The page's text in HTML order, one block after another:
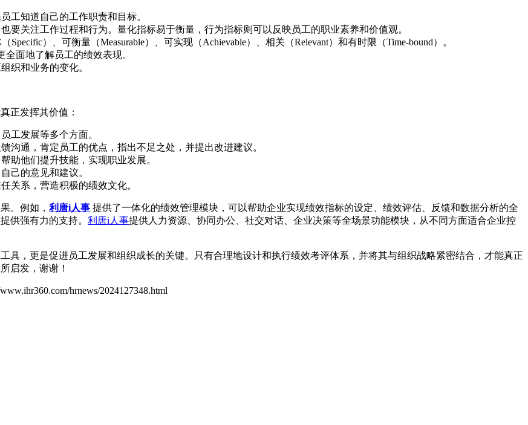
工知道自己的工作职责和目标。
要关注工作过程和行为。量化指标易于衡量，行为指标则可以反映员工的职业素养和价值观。
）、可衡量（Measurable）、可实现（Achievable）、相关（Relevant）和有时限（Time-bound）。
面地了解员工的绩效表现。
织和业务的变化。
正发挥其价值：
工发展等多个方面。
沟通，肯定员工的优点，指出不足之处，并提出改进建议。
助他们提升技能，实现职业发展。
己的意见和建议。
关系，营造积极的绩效文化。
。例如， 利唐i人事 提供了一体化的绩效管理模块，可以帮助企业实现绩效指标的设定、绩效评估、反馈和数据分析的全
供强有力的支持。 利唐i人事提供人力资源、协同办公、社交对话、企业决策等全场景功能模块，从不同方面适合企业控
具，更是促进员工发展和组织成长的关键。只有合理地设计和执行绩效考评体系，并将其与组织战略紧密结合，才能真正
启发，谢谢！
hrnews/2024127348.html